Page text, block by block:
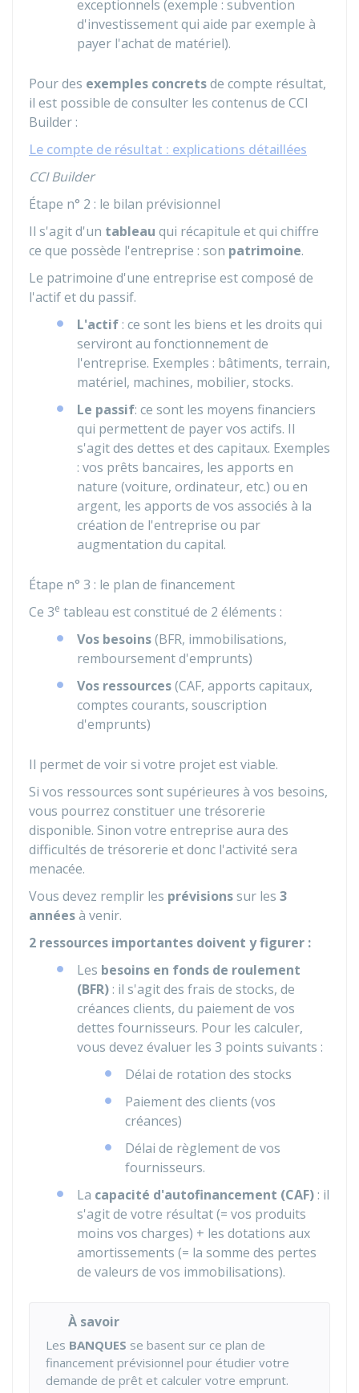
exceptionnels (exemple : subvention
d'investissement qui aide par exemple à
payer l'achat de matériel).
Pour des exemples concretsde compte résultat,
il est possible de consulter les contenus de CCI
Builder :
Le compte de résultat : explications détaillées
CCI Builder
Étape n° 2 : le bilan prévisionnel
Il s'agit d'un tableau qui récapitule et qui chiffre
ce que possède l'entreprise : son patrimoine.
Le patrimoine d'une entreprise est composé de
l'actif et du passif.
L'actif : ce sont les biens et les droits qui
serviront au fonctionnement de
l'entreprise. Exemples : bâtiments, terrain,
matériel, machines, mobilier, stocks.
Le passif: ce sont les moyens financiers
qui permettent de payer vos actifs. Il
s'agit des dettes et des capitaux. Exemples
: vos prêts bancaires, les apports en
nature (voiture, ordinateur, etc.) ou en
argent, les apports de vos associés à la
création de l'entreprise ou par
augmentation du capital.
Étape n° 3 : le plan de financement
Ce 3e tableau est constitué de 2 éléments :
Vos besoins(BFR, immobilisations,
remboursement d'emprunts)
Vos ressources(CAF, apports capitaux,
comptes courants, souscription
d'emprunts)
Il permet de voir si votre projet est viable.
Si vos ressources sont supérieures à vos besoins,
vous pourrez constituer une trésorerie
disponible. Sinon votre entreprise aura des
difficultés de trésorerie et donc l'activité sera
menacée.
Vous devez remplir les prévisionssur les 3
annéesà venir.
2 ressources importantes doivent y figurer :
Les besoins en fonds de roulement
(BFR) : il s'agit des frais de stocks, de
créances clients, du paiement de vos
dettes fournisseurs. Pour les calculer,
vous devez évaluer les 3 points suivants :
Délai de rotation des stocks
Paiement des clients (vos
créances)
Délai de règlement de vos
fournisseurs.
La capacité d'autofinancement (CAF) : il
s'agit de votre résultat (= vos produits
moins vos charges) + les dotations aux
amortissements (= la somme des pertes
de valeurs de vos immobilisations).
À savoir
Les BANQUES se basent sur ce plan de
financement prévisionnel pour étudier votre
demande de prêt et calculer votre emprunt.